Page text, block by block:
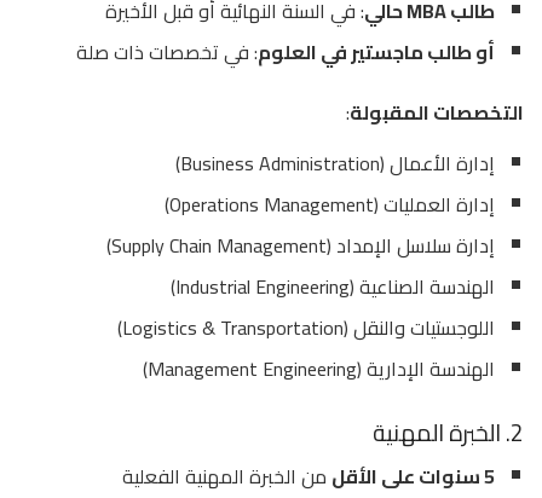
طالب MBA حالي
: في السنة النهائية أو قبل الأخيرة
أو طالب ماجستير في العلوم: في تخصصات ذات صلة
التخصصات المقبولة:
إدارة الأعمال (Business Administration)
إدارة العمليات (Operations Management)
إدارة سلاسل الإمداد (Supply Chain Management)
الهندسة الصناعية (Industrial Engineering)
اللوجستيات والنقل (Logistics & Transportation)
الهندسة الإدارية (Management Engineering)
2. الخبرة المهنية
5 سنوات على الأقل
من الخبرة المهنية الفعلية